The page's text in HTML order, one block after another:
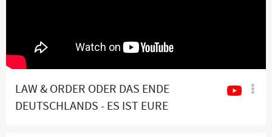
LAW & ORDER ODER DAS ENDE
DEUTSCHLANDS - ES IST EURE